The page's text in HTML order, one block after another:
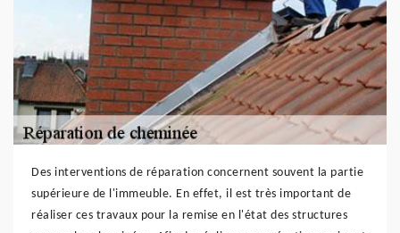
Des interventions de réparation concernent souvent la partie
supérieure de l'immeuble. En effet, il est très important de
réaliser ces travaux pour la remise en l'état des structures